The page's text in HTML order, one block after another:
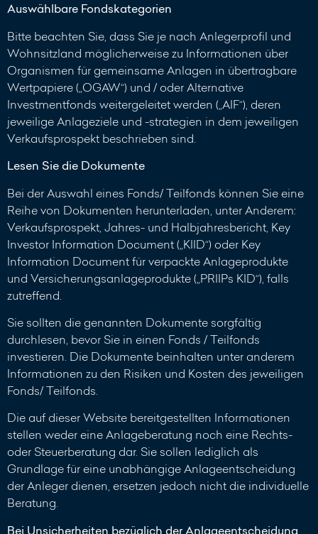
Auswählbare Fondskategorien
Bitte beachten Sie, dass Sie je nach Anlegerprofil und
Wohnsitzland möglicherweise zu Informationen über
Organismen für gemeinsame Anlagen in übertragbare
Wertpapiere („OGAW“) und / oder Alternative
Investmentfonds weitergeleitet werden („AIF“), deren
jeweilige Anlageziele und -strategien in dem jeweiligen
Verkaufsprospekt beschrieben sind.
Lesen Sie die Dokumente
Bei der Auswahl eines Fonds/ Teilfonds können Sie eine
Reihe von Dokumenten herunterladen, unter Anderem:
Verkaufsprospekt, Jahres- und Halbjahresbericht, Key
Investor Information Document („KIID“) oder Key
Information Document für verpackte Anlageprodukte
und Versicherungsanlageprodukte („PRIIPs KID“), falls
zutreffend.
Sie sollten die genannten Dokumente sorgfältig
durchlesen, bevor Sie in einen Fonds / Teilfonds
investieren. Die Dokumente beinhalten unter anderem
Informationen zu den Risiken und Kosten des jeweiligen
Fonds/ Teilfonds.
Die auf dieser Website bereitgestellten Informationen
stellen weder eine Anlageberatung noch eine Rechts-
oder Steuerberatung dar. Sie sollen lediglich als
Grundlage für eine unabhängige Anlageentscheidung
der Anleger dienen, ersetzen jedoch nicht die individuelle
Beratung.
Bei Unsicherheiten bezüglich der Anlageentscheidung